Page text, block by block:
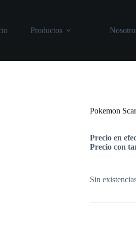
Productos
Pokemon
Precio en
Precio con
Sin